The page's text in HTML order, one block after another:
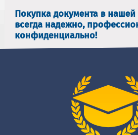
Покупка документа в
всегда надежно,
конфиденциально!